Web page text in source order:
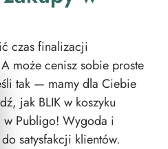
czas finalizacji
może cenisz sobie proste
tak — mamy dla Ciebie
jak BLIK w koszyku
w Publigo! Wygoda i
do satysfakcji klientów.